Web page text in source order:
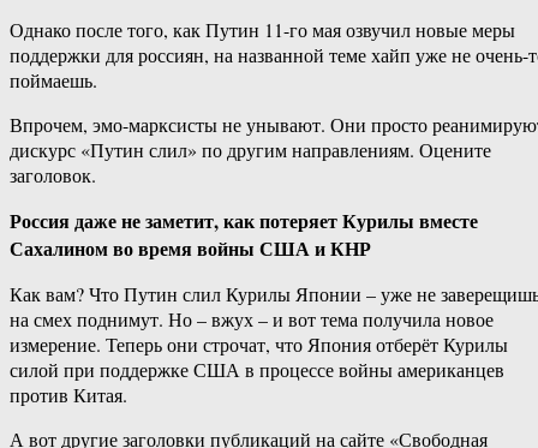
Однако после того, как Путин 11-го мая озвучил новые меры
поддержки для россиян, на названной теме хайп уже не очень-
поймаешь.
Впрочем, эмо-марксисты не унывают. Они просто
дискурс «Путин слил» по другим направлениям. Оцените
заголовок.
Россия даже не заметит, как потеряет Курилы вместе
Сахалином во время войны США и КНР
Как вам? Что Путин слил Курилы Японии – уже не
на смех поднимут. Но – вжух – и вот тема получила новое
измерение. Теперь они строчат, что Япония отберёт Курилы
силой при поддержке США в процессе войны американцев
против Китая.
А вот другие заголовки публикаций на сайте «Свободная